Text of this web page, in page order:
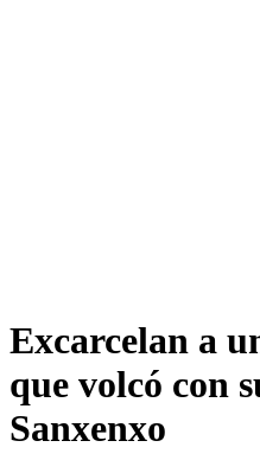
Excarcelan a
que volcó con
Sanxenxo